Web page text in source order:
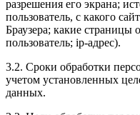
разрешения его экрана;
пользователь, с какого
Браузера; какие страницы
пользователь; ip-адрес).
3.2. Сроки обработки
учетом установленных
данных.